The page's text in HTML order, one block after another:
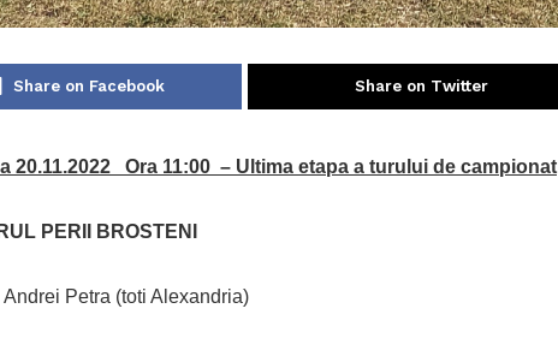
Share on Facebook Share on Twitter
20.11.2022 Ora 11:00 – Ultima etapa a turului de campionat
PERII BROSTENI
Petra (toti Alexandria)